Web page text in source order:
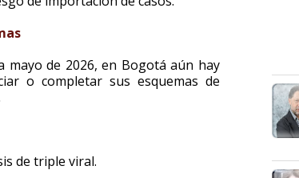
mayo de 2026, en Bogotá aún hay
o completar sus esquemas de
de triple viral.